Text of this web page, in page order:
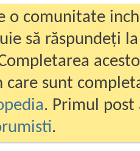
o comunitate
să răspundeți
care sunt
. Primul
.